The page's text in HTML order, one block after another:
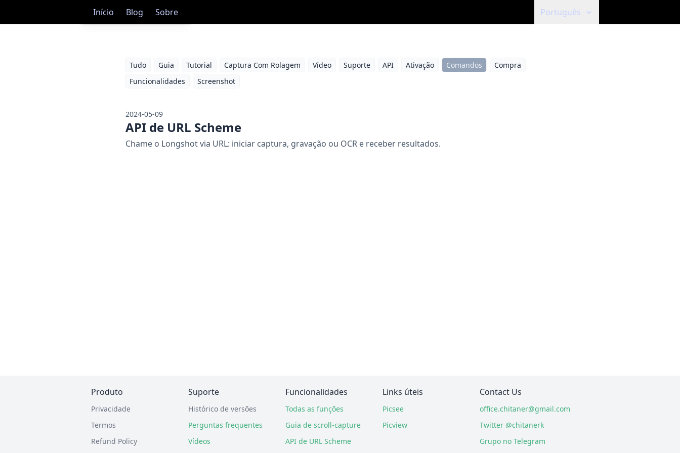
Início Blog Sobre Português
Tudo Guia Tutorial Captura Com Rolagem Vídeo Suporte API Ativação Comandos
Compra
Funcionalidades
Screenshot
2024-05-09
API de URL Scheme
Chame o Longshot via URL: iniciar captura, gravação ou OCR e receber resultados.
Produto
Privacidade
Termos
Refund Policy
Suporte
Histórico de versões
Perguntas frequentes
Vídeos
Funcionalidades
Todas as funções
Guia de scroll-capture
API de URL Scheme
Links úteis
Picsee
Picview
Contact Us
office.chitaner@gmail.com
Twitter @chitanerk
Grupo no Telegram